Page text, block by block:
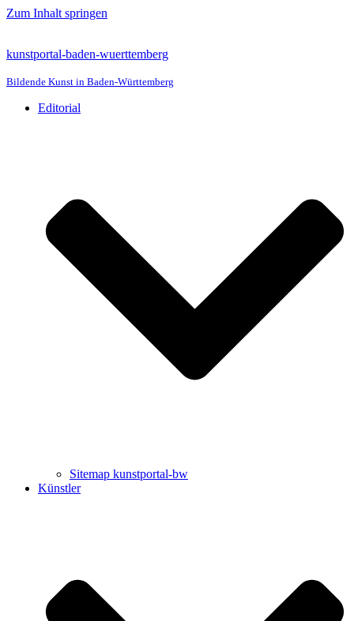
Zum Inhalt springen
kunstportal-baden-wuerttemberg
Bildende Kunst in Baden-Württemberg
Editorial
Sitemap kunstportal-bw
Künstler